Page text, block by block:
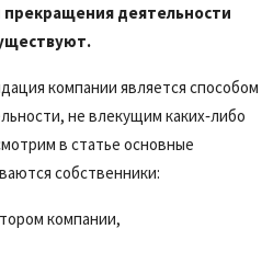
прекращения деятельности
компании является способом
не влекущим каких‑либо
в статье основные
собственники:
компании,